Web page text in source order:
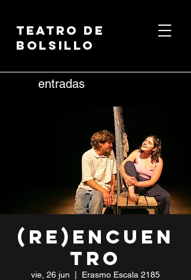
entradas
Teatro de
Bolsillo
(Re)encuen
tro
vie, 26 jun Erasmo Escala 2185